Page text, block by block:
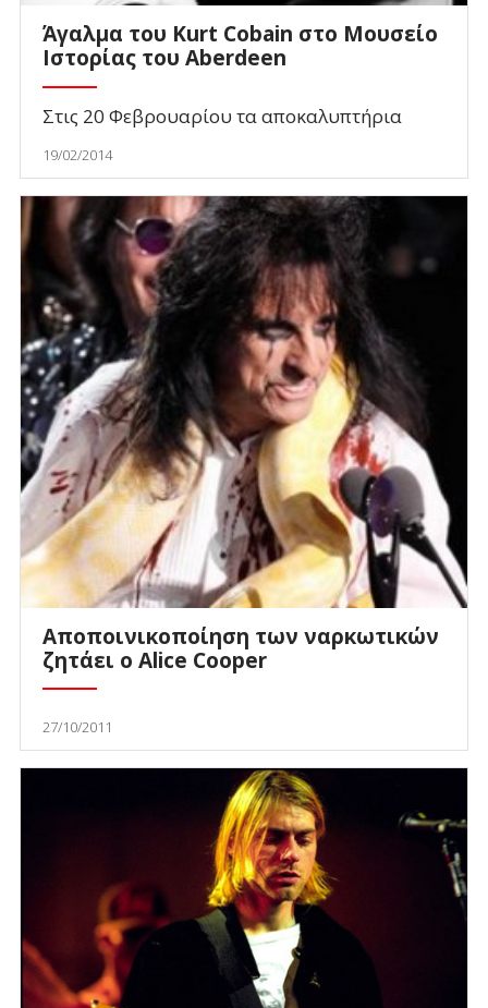
Άγαλμα του Kurt Cobain στο Μουσείο
Ιστορίας του Aberdeen
Στις 20 Φεβρουαρίου τα αποκαλυπτήρια
19/02/2014
Αποποινικοποίηση των ναρκωτικών
ζητάει ο Alice Cooper
27/10/2011